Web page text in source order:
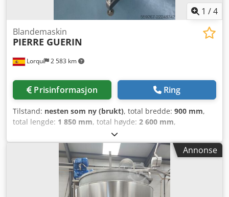
1 /4
Lorquí 2 583 km
Blandemaskin
PIERRE GUERIN
Prisinformasjon Ring
Tilstand: nesten som ny (brukt), total bredde: 900 mm,
total lengde: 1 850 mm, total høyde: 2 600 mm,
Annonse